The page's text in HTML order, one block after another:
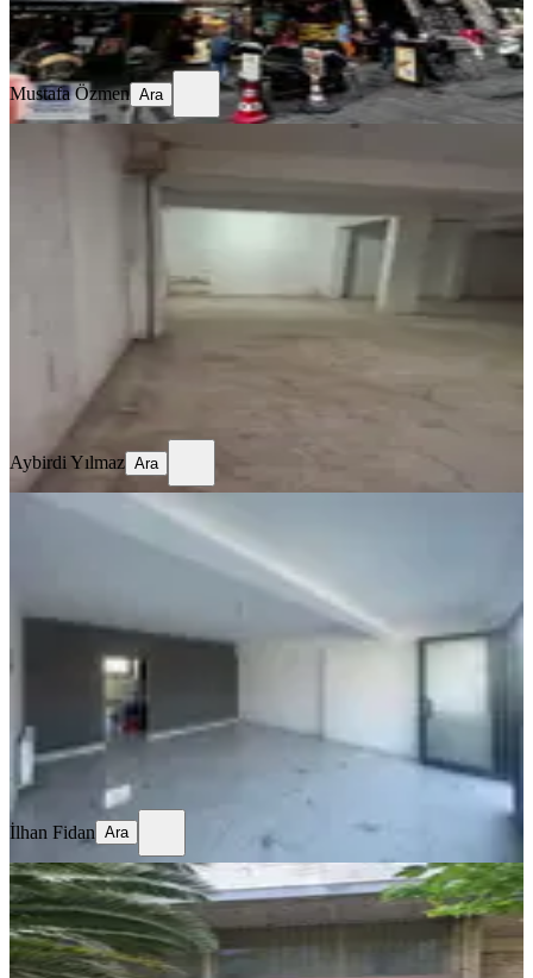
Mustafa Özmen
Ara
Mustafa Özmen Ara
Esenyurt Kiralık Depo İşyeri E5 Tem
Bağlantı Yoluna Yakın 140 M²
1 Oda· ·
15.500 ₺
Aybirdi Yılmaz
Aybirdi Yılmaz Ara
Eczane Tercihli Sahibinden Yapılı
Harika İşyeri
Ankara, Yenimahalle
1 Oda·42 m² 05.08.2026
İlhan Fidan
Ara
İlhan Fidan Ara
YENİ
Pendik Mostar Köprüsü Yanında
Kiralık 2 Girişli Açık Otoparklı
Bahçeli Dükkan